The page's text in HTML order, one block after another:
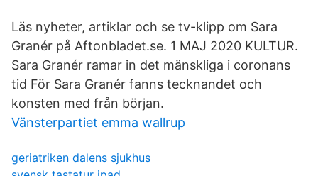
Läs nyheter, artiklar och se tv-klipp om Sara
Granér på Aftonbladet.se. 1 MAJ 2020 KULTUR.
Sara Granér ramar in det mänskliga i coronans
tid För Sara Granér fanns tecknandet och
konsten med från början.
Vänsterpartiet emma wallrup
geriatriken dalens sjukhus